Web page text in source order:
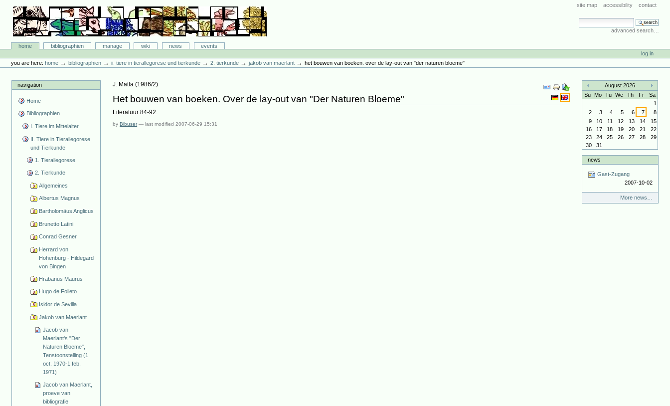
content.
navigation
site map accessibility contact
search site
advanced search…
Bibliographie-Portal
Sectionshome bibliographien manage wiki news
events
tools
log in
you are here: home →bibliographien →ii. tiere in tierallegorese und tierkunde →2. tierkunde →jakob van maerlant →het bouwen van boeken. over de lay-out van "der naturen bloeme"
navigation
Home
Bibliographien
I. Tiere im Mittelalter
II. Tiere in Tierallegorese
und Tierkunde
1. Tierallegorese
2. Tierkunde
Allgemeines
Albertus Magnus
Bartholomäus Anglicus
Brunetto Latini
Conrad Gesner
Herrard von
Hohenburg - Hildegard
von Bingen
Hrabanus Maurus
Hugo de Folieto
Isidor de Sevilla
Jakob van Maerlant
Jacob van
Maerlant's "Der
Naturen Bloeme",
Tenstoonstelling (1
oct. 1970-1 feb.
1971)
Jacob van Maerlant,
proeve van
bibliografie
Document
Actions
J. Matla (1986/2)
Het bouwen van boeken. Over de lay-out van "Der Naturen Bloeme"
Literatuur:84-92.
byBibuser —last modified2007-06-29 15:31
«
August 2026
»
Su Mo Tu We Th Fr
Sa
1
2
3 4 5 6 7
8
9
10 11 12 13 14
15
16
17 18 19 20 21
22
23
24 25 26 27 28
29
30
31
news
Gast-Zugang
2007-10-02
More news…